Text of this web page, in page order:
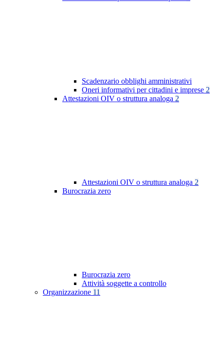
Scadenzario obblighi amministrativi
Oneri informativi per cittadini e imprese 2
Attestazioni OIV o struttura analoga 2
Attestazioni OIV o struttura analoga 2
Burocrazia zero
Burocrazia zero
Attività soggette a controllo
Organizzazione 11